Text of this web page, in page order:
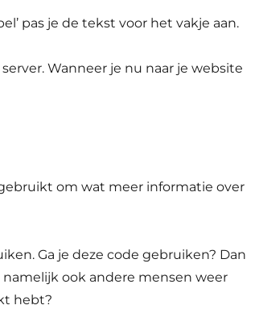
pas je de tekst voor het vakje aan.
Wanneer je nu naar je website
om wat meer informatie over
Ga je deze code gebruiken? Dan
ook andere mensen weer
hebt?